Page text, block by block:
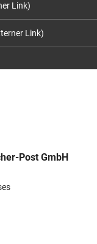
Link)
Link)
Post GmbH